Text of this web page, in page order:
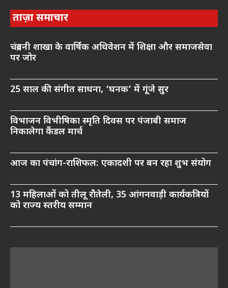
ताज़ा समाचार
चंद्रबनी शाखा के वार्षिक अधिवेशन में शिक्षा और समाजसेवा
पर जोर
25 साल की संगीत साधना, ‘घनक’ में गूंजे सुर
विभाजन विभीषिका स्मृति दिवस पर पंजाबी समाज
निकालेगा कैंडल मार्च
आज का पंचांग-राशिफल: एकादशी पर बन रहा शुभ संयोग
13 महिलाओं को तीलू रौतेली, 35 आंगनवाड़ी कार्यकत्रियों
को राज्य स्तरीय सम्मान